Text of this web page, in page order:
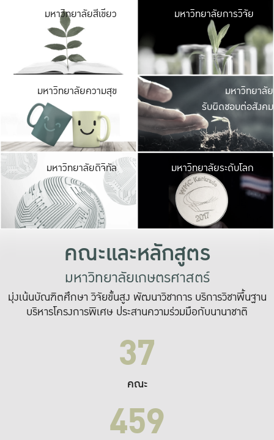
มหาวิทยาลัยสีเขียว มหาวิ
มีพื้นที่เขียวสดใส
เป็นป่าในเมือง เกษต
มหาวิทยาลัยการวิจัย
มหาวิทยาลัยความสุข มหาวิ
ค
เปิดประ
และพบเรื่องราวใ
มหาวิทยาลัย
รับผิดชอบต่อสังคม
มหาวิทยาลัยดิจิทัล มหาวิ
เปลี่ยนแปลง แล
เพื่อทำง
ระบบสารสนเทศ
มหาวิทยาลัยระดับโลก
คณะและหลักสูตร
มหาวิทยาลัยเกษตรศาสตร์
มุ่งเน้นบัณฑิตศึกษา วิจัยขั้นสูง พัฒนาวิชาการ บริการวิชาพื้นฐาน
บริหารโครงการพิเศษ ประสานความร่วมมือกับนานาชาติ
37
คณะ
459